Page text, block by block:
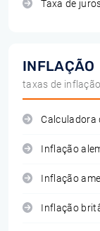
Taxa de
INFLAÇÃO
taxas de
Calculadora
Inflação
Inflação
Inflação